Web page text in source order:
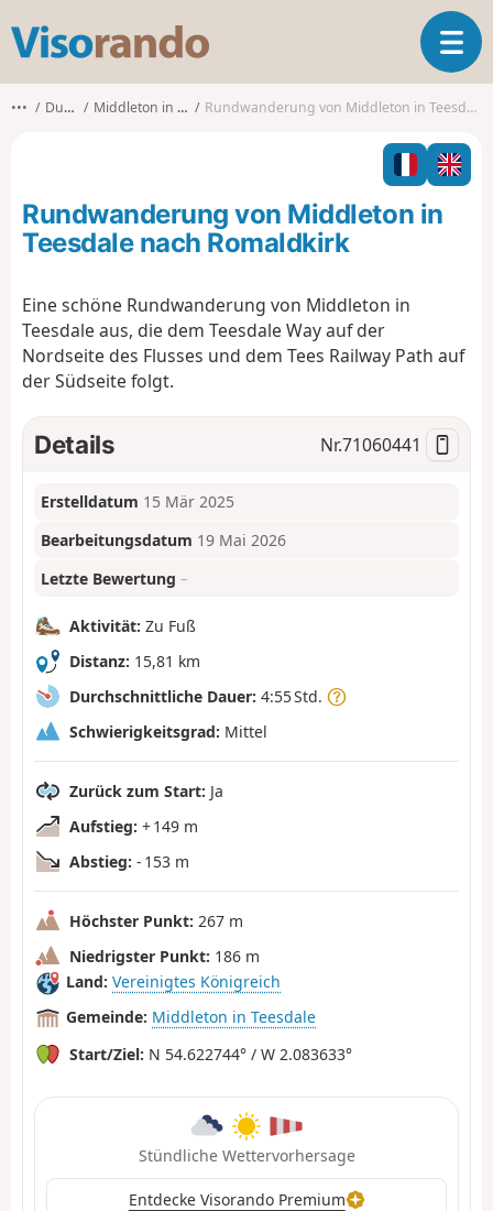
s
o
o
T
o
l
e
n
i
••• Durham Middleton in Teesdale Rundwanderung von Middleton in Teesdale nach Romaldkirk
Rundwanderung von Middleton in
Teesdale nach Romaldkirk
Eine schöne Rundwanderung von Middleton in
Teesdale aus, die dem Teesdale Way auf der
Nordseite des Flusses und dem Tees Railway Path auf
der Südseite folgt.
Details Nr.71060441
Erstelldatum 15 Mär 2025
Bearbeitungsdatum 19 Mai 2026
Letzte Bewertung –
Aktivität: Zu Fuß
Distanz: 15,81 km
Durchschnittliche Dauer: 4:55 Std.
Schwierigkeitsgrad: Mittel
Zurück zum Start: Ja
Aufstieg: + 149 m
Abstieg: - 153 m
Höchster Punkt: 267 m
Niedrigster Punkt: 186 m
Land: Vereinigtes Königreich
Gemeinde: Middleton in Teesdale
Start/Ziel: N 54.622744° / W 2.083633°
Stündliche Wettervorhersage
Entdecke Visorando Premium